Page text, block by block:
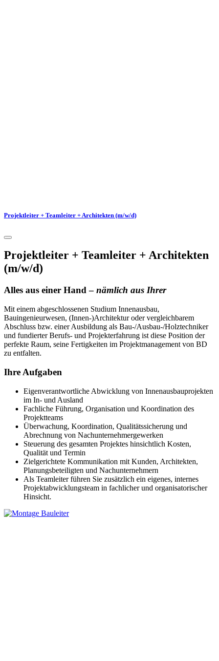
Projektleiter + Teamleiter + Architekten (m/w/d)
Projektleiter + Teamleiter + Architekten
(m/w/d)
Alles aus einer Hand – nämlich aus Ihrer
Mit einem abgeschlossenen Studium Innenausbau,
Bauingenieurwesen, (Innen-)Architektur oder vergleichbarem
Abschluss bzw. einer Ausbildung als Bau-/Ausbau-/Holztechniker
und fundierter Berufs- und Projekterfahrung ist diese Position der
perfekte Raum, seine Fertigkeiten im Projektmanagement von BD
zu entfalten.
Ihre Aufgaben
Eigenverantwortliche Abwicklung von Innenausbauprojekten
im In- und Ausland
Fachliche Führung, Organisation und Koordination des
Projektteams
Überwachung, Koordination, Qualitätssicherung und
Abrechnung von Nachunternehmergewerken
Steuerung des gesamten Projektes hinsichtlich Kosten,
Qualität und Termin
Zielgerichtete Kommunikation mit Kunden, Architekten,
Planungsbeteiligten und Nachunternehmern
Als Teamleiter führen Sie zusätzlich ein eigenes, internes
Projektabwicklungsteam in fachlicher und organisatorischer
Hinsicht.